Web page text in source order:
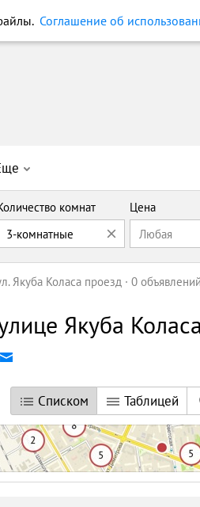
комнат
3-комнатные
Цена
Любая
Якуба Коласа проезд 0 объявлений
Якуба Коласа
Списком Таблицей
Соглашение об